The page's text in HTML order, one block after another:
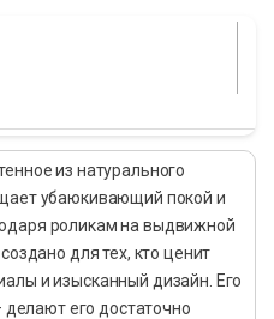
из натурального
убаюкивающий покой и
роликам на выдвижной
для тех, кто ценит
и изысканный дизайн. Его
делают его достаточно